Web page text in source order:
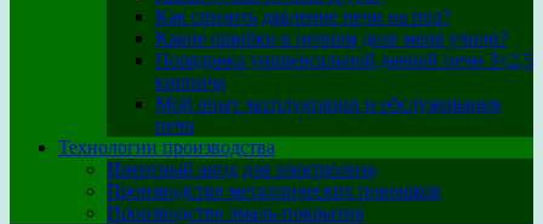
Как снизить давление печи на пол?
Какие ошибки в печном деле меня учили?
Порядовка универсальной дачной печи 3×2,5
кирпича
Мой опыт эксплуатации и обслуживания
печи
Технологии производства
Инертный анод для электролиза
Производство металлических порошков
Производство эмаль-покрытия